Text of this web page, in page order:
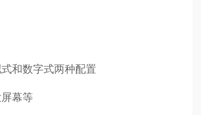
和数字式两种配置
幕等